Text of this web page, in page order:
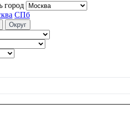
город
СПб
Округ